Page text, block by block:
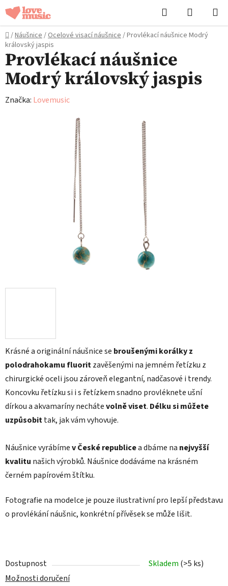
Přejít
na
obsah
Hledat
KOŠÍK
Domů
/Náušnice/Ocelové visací náušnice/Provlékací náušnice Modrý
královský jaspis
Krásné a originální náušnice se broušenými korálky z
polodrahokamu fluoritzavěšenými na jemném řetízku z
chirurgické oceli jsou zároveň elegantní, nadčasové i trendy.
Koncovku řetízku si i s řetízkem snadno provléknete ušní
dírkou a akvamaríny nechátevolně viset. Délku si můžete
uzpůsobittak, jak vám vyhovuje.
Náušnice vyrábímev České republicea dbáme na nejvyšší
kvalitu našich výrobků. Náušnice dodáváme na krásném
černém papírovém štítku.
Fotografie na modelce je pouze ilustrativní pro lepší představu
o provlékání náušnic, konkrétní přívěsek se může lišit.
Dostupnost Skladem (>5 ks)
Možnosti doručení
Provlékací náušnice
Modrý královský jaspis
Značka: Lovemusic